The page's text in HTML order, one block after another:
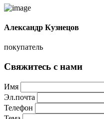
Александр Кузнецов
покупатель
Свяжитесь с нами
Имя
Эл.почта
Телефон